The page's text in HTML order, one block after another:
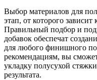
Выбор материалов для
этап, от которого
Правильный подбор и
добавок обеспечат
для любого финишного
рекомендациям, вы
укладку полусухой
результата.